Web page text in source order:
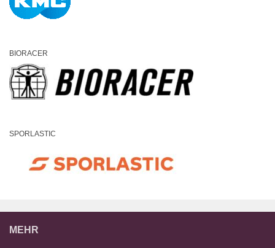
BIORACER
SPORLASTIC
MEHR